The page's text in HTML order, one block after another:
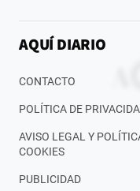
AQUÍ DIARIO
CONTACTO
POLÍTICA DE
AVISO LEGAL Y
COOKIES
PUBLICIDAD